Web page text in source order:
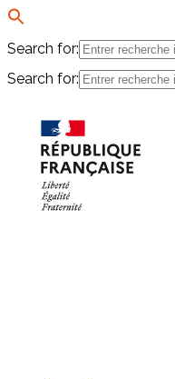
Search for:
Search for:
contenu